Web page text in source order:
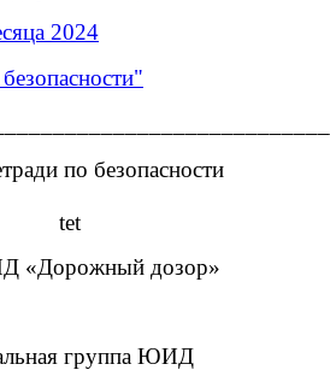
2024
по безопасности
«Дорожный дозор»
группа ЮИД